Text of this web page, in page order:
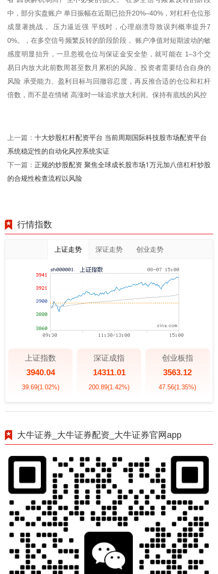
中，部分实盘账户 单日振幅在近期已抬升20%–40%，对杠杆仓位形
成显著挑战， 压力逼近强 平线时，心理崩溃导致误判概率提升7
0%。，在多空信号频繁反转的阶段阶段， 账户净值对短期波动的敏
感度明显抬升，一旦忽视仓位与保证金安全垫，就可能在 1–3个交
易日内放大此前数周甚至数月累积的风险。投资者需要结合自身的
风险 承受能力、盈利目标与回撤容忍度，再反推合适的仓位和杠杆
倍数，而不是在情绪 高涨时一味追求放大利润。保持有底线的风控
上一篇： 十大炒股杠杆配资平台 当前周期国际科技股市场配资平台
系统稳定性的自动化风控系统实证
下一篇： 正规的炒股配资 聚焦全球成长股市场1万元加八倍杠杆炒股
的合规性检查流程以风险
行情指数
上证走势 深证走势 创业走势
上证指数
3940.04
39.69(1.02%)
深证成指
14311.01
200.89(1.42%)
创业板指
3563.12
47.56(1.35%)
大牛证券_大牛证券配资_大牛证券官网app